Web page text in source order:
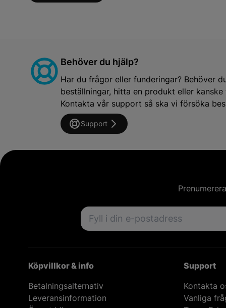
Behöver du hjälp?
Har du frågor eller funderingar? Behöver
beställningar, hitta en produkt eller
Kontakta vår support så ska vi försöka
Support
Email address
Köpvillkor & info
Betalningsalternativ
Leveransinformation
Support
Kontakta
Vanliga